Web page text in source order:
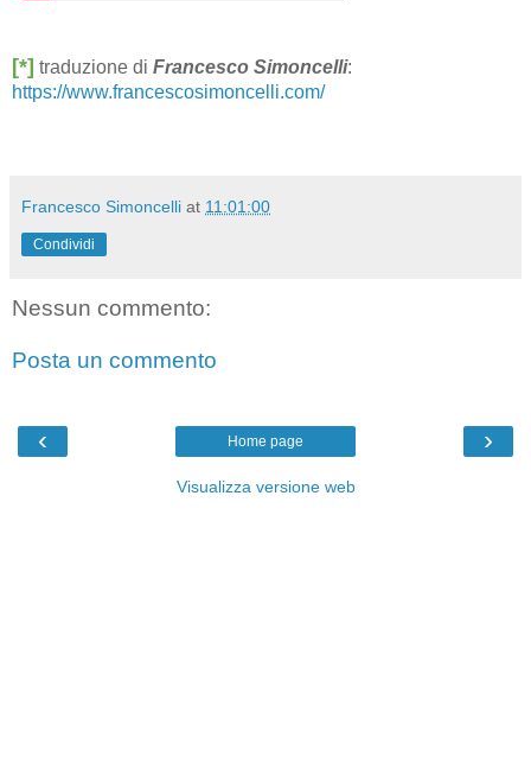
[*] traduzione di Francesco Simoncelli:
https://www.francescosimoncelli.com/
Francesco Simoncelli at 11:01:00
Condividi
Nessun commento:
Posta un commento
‹ ›
Home page
Visualizza versione web